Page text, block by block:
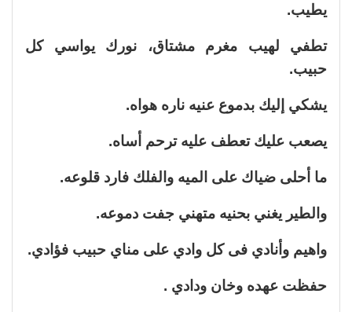
يطيب.
تطفي لهيب مغرم مشتاق، نورك يواسي كل
حبيب.
يشكي إليك بدموع عنيه ناره هواه.
يصعب عليك تعطف عليه ترحم أساه.
ما أحلى ضياك على الميه والفلك فارد قلوعه.
والطير يغني بحنيه متهني جفت دموعه.
واهيم وأنادي فى كل وادي على مناي حبيب فؤادي.
حفظت عهده وخان ودادي .